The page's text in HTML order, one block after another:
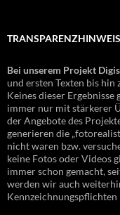
Bei unserem Projekt
und ersten Texten bis hin
Keines dieser
immer nur mit stärkerer
der Angebote des
generieren die
nicht waren bzw.
keine Fotos oder Videos
immer schon gemacht,
werden wir auch
Kennzeichnungspflichten